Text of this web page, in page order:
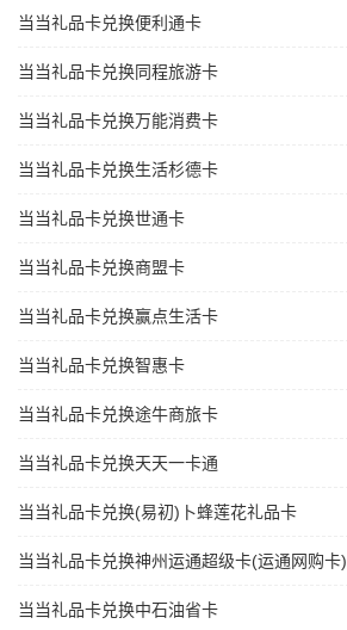
当当礼品卡兑换便利通卡
当当礼品卡兑换同程旅游卡
当当礼品卡兑换万能消费卡
当当礼品卡兑换生活杉德卡
当当礼品卡兑换世通卡
当当礼品卡兑换商盟卡
当当礼品卡兑换赢点生活卡
当当礼品卡兑换智惠卡
当当礼品卡兑换途牛商旅卡
当当礼品卡兑换天天一卡通
当当礼品卡兑换(易初)卜蜂莲花礼品卡
当当礼品卡兑换神州运通超级卡(运通网购卡)
当当礼品卡兑换中石油省卡